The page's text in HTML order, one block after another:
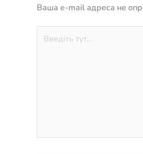
Ваша e-mail адреса не
тут...